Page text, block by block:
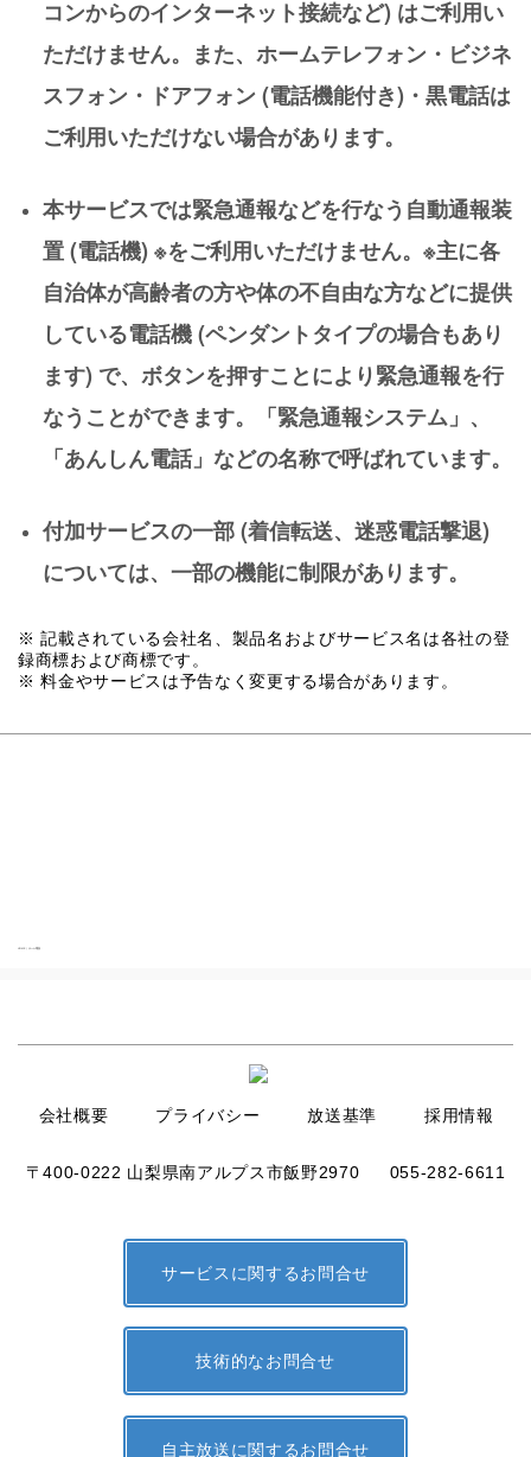
コンからのインターネット接続など) はご利用い
ただけません。また、ホームテレフォン・ビジネ
スフォン・ドアフォン (電話機能付き)・黒電話は
ご利用いただけない場合があります。
本サービスでは緊急通報などを行なう自動通報装
置 (電話機) ※をご利用いただけません。※主に各
自治体が高齢者の方や体の不自由な方などに提供
している電話機 (ペンダントタイプの場合もあり
ます) で、ボタンを押すことにより緊急通報を行
なうことができます。「緊急通報システム」、
「あんしん電話」などの名称で呼ばれています。
付加サービスの一部 (着信転送、迷惑電話撃退)
については、一部の機能に制限があります。
※ 記載されている会社名、製品名およびサービス名は各社の登
録商標および商標です。
※ 料金やサービスは予告なく変更する場合があります。
会社概要 プライバシー 放送基準 採用情報
〒400-0222 山梨県南アルプス市飯野2970 055-282-6611
サービスに関するお問合せ
技術的なお問合せ
自主放送に関するお問合せ